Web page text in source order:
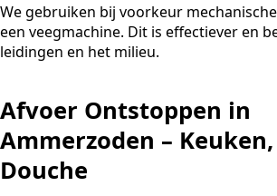
We gebruiken bij voorkeur
een veegmachine. Dit is effectiever en
leidingen en het milieu.
Afvoer Ontstoppen in
Ammerzoden –
Douche